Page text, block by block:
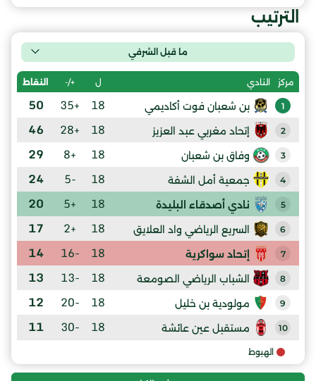
الترتيب
ما قبل الشرفي
مركز النادي ل +/- النقاط
1 بن شعبان فوت أكاديمي 18
+35
50
2 إتحاد مغربي عبد العزيز 18
+28
46
3 وفاق بن شعبان 18
+8
29
4 جمعية أمل الشفة 18
-5
24
5 نادي أصدقاء البليدة 18
+5
20
6 السريع الرياضي واد العلايق 18
+2
17
7 إتحاد سواكرية 18
-16
14
8 الشباب الرياضي الصومعة 18
-13
13
9 مولودية بن خليل 18
-20
12
10 مستقبل عين عائشة 18
-30
11
الهبوط